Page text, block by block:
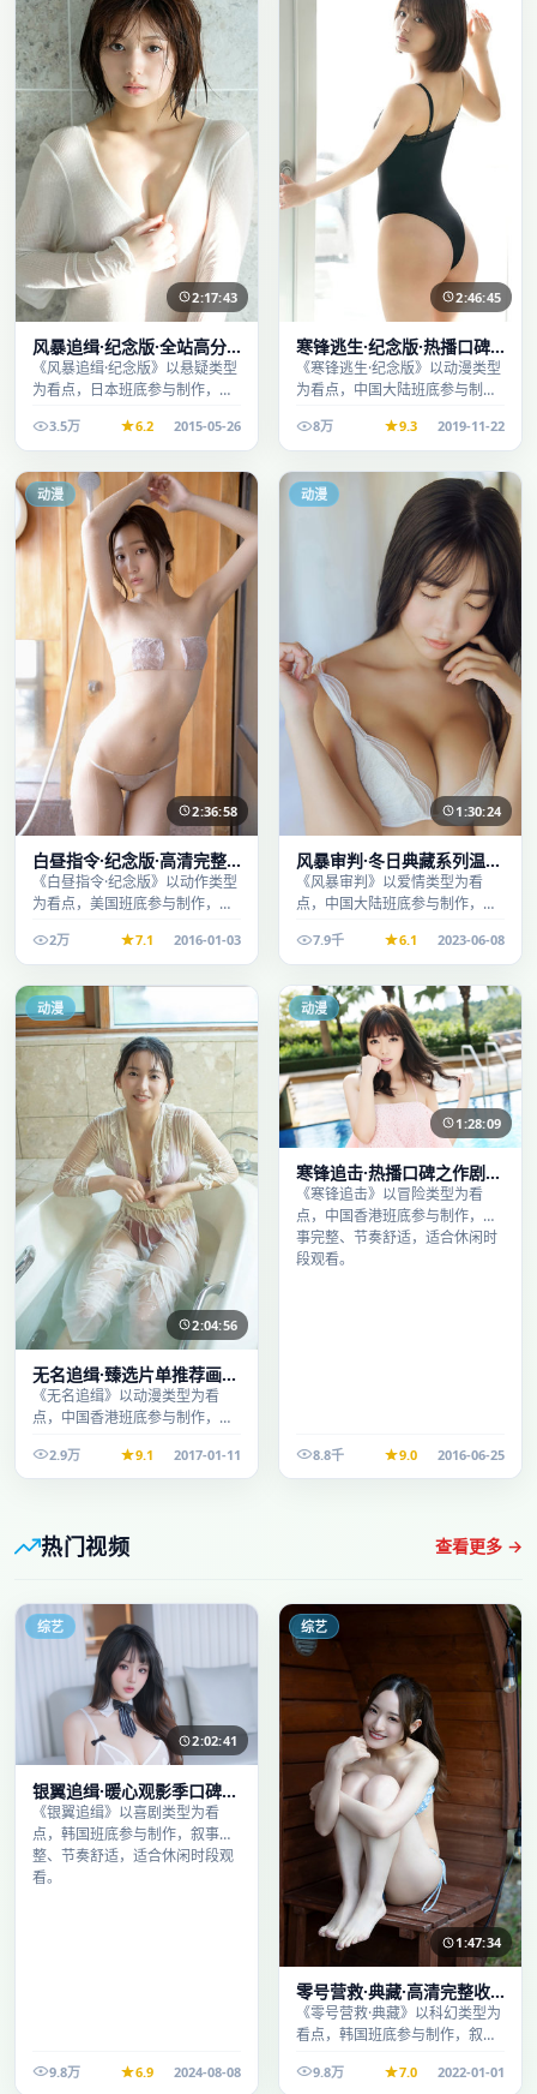
2:17:43
风暴追缉·纪念版·全站高分
推荐节奏紧凑值得追看
《风暴追缉·纪念版》以悬疑类型
为看点，日本班底参与制作，叙
段观看。
3.5万 6.2 2015-05-26
2:46:45
寒锋逃生·纪念版·热播口碑
之作剧情扎实演技在线
《寒锋逃生·纪念版》以动漫类型
为看点，中国大陆班底参与制
休闲时段观看。
8万 9.3 2019-11-22
动漫
2:36:58
白昼指令·纪念版·高清完整
收录适合周末一口气刷完
《白昼指令·纪念版》以动作类型
为看点，美国班底参与制作，叙
段观看。
2万 7.1 2016-01-03
动漫
1:30:24
风暴审判·冬日典藏系列温情
叙事引人入胜
《风暴审判》以爱情类型为看
点，中国大陆班底参与制作，叙
段观看。
7.9千 6.1 2023-06-08
动漫
2:04:56
无名追缉·臻选片单推荐画质
清晰观看流畅
《无名追缉》以动漫类型为看
点，中国香港班底参与制作，叙
段观看。
2.9万 9.1 2017-01-11
动漫
1:28:09
寒锋追击·热播口碑之作剧情
扎实演技在线
《寒锋追击》以冒险类型为看
点，中国香港班底参与制作，叙
事完整、节奏舒适，适合休闲时
段观看。
8.8千 9.0 2016-06-25
热门视频 查看更多 →
综艺
2:02:41
银翼追缉·暖心观影季口碑发
酵持续升温
《银翼追缉》以喜剧类型为看
点，韩国班底参与制作，叙事完
整、节奏舒适，适合休闲时段观
看。
9.8万 6.9 2024-08-08
综艺
1:47:34
零号营救·典藏·高清完整收
录适合周末一口气刷完
《零号营救·典藏》以科幻类型为
看点，韩国班底参与制作，叙事
观看。
9.8万 7.0 2022-01-01